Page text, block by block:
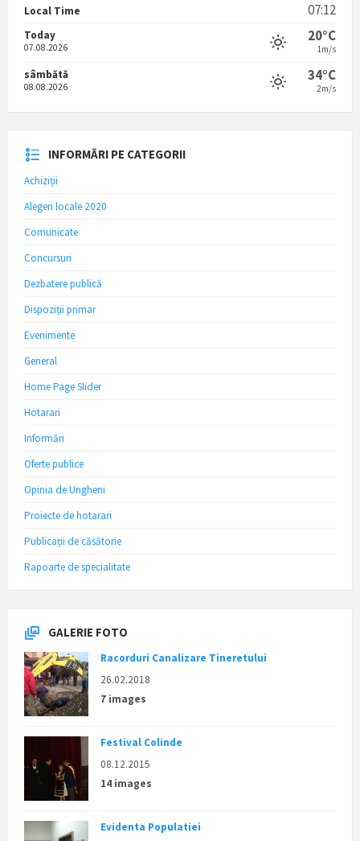
Local Time 07:12
Today
07.08.2026
20°C
1m/s
sâmbătă
08.08.2026
34°C
2m/s
INFORMĂRI PE CATEGORII
Achiziții
Alegeri locale 2020
Comunicate
Concursuri
Dezbatere publică
Dispoziții primar
Evenimente
General
Home Page Slider
Hotarari
Informări
Oferte publice
Opinia de Ungheni
Proiecte de hotarari
Publicații de căsătorie
Rapoarte de specialitate
GALERIE FOTO
Racorduri Canalizare Tineretului
26.02.2018
7 images
Festival Colinde
08.12.2015
14 images
Evidenta Populatiei